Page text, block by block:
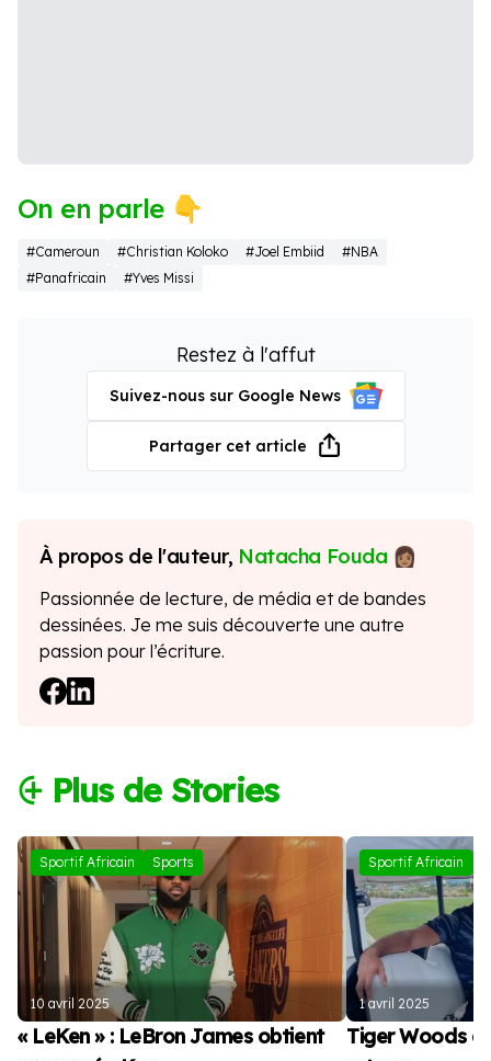
On en parle 👇
#Cameroun #Christian Koloko #Joel Embiid
#NBA
#Panafricain
#Yves Missi
Restez à l'affut
Suivez-nous sur Google News
Partager cet article
À propos de l'auteur, Natacha Fouda
Passionnée de lecture, de média et de bandes
dessinées. Je me suis découverte une autre
passion pour l’écriture.
⨭ Plus de Stories
Sportif Africain Sports
10 avril 2025
« LeKen » : LeBron James obtient
Sportif Africain
1 avril 2025
Tiger Woods